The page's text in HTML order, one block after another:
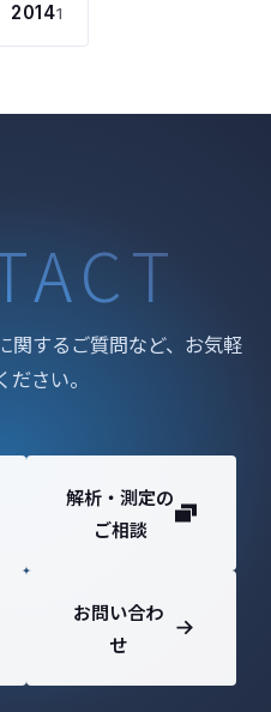
20141
関するご質問など、お気軽
ださい。
解析・測定の
ご相談
お問い合わ
せ